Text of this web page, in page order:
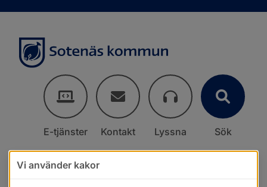
E-tjänster Kontakt Lyssna Sök
Vi använder kakor